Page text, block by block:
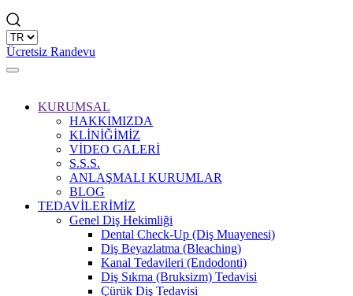
Ücretsiz Randevu
KURUMSAL
HAKKIMIZDA
KLİNİĞİMİZ
VİDEO GALERİ
S.S.S.
ANLAŞMALI KURUMLAR
BLOG
TEDAVİLERİMİZ
Genel Diş Hekimliği
Dental Check-Up (Diş Muayenesi)
Diş Beyazlatma (Bleaching)
Kanal Tedavileri (Endodonti)
Diş Sıkma (Bruksizm) Tedavisi
Çürük Diş Tedavisi